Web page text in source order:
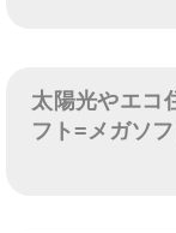
太陽光やエコ
フト=メガソフ